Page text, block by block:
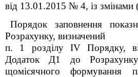
від 13.01.2015 № 4, із змінами
Порядок заповнення
Розрахунку, визначений
п. 1 розділу IV Порядку,
Додаток Д1 до
щомісячного формування